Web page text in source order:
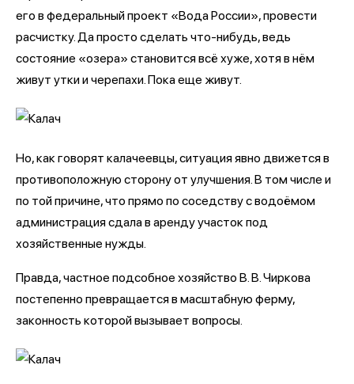
его в федеральный проект «Вода России», провести
расчистку. Да просто сделать что-нибудь, ведь
состояние «озера» становится всё хуже, хотя в нём
живут утки и черепахи. Пока еще живут.
Но, как говорят калачеевцы, ситуация явно движется в
противоположную сторону от улучшения. В том числе и
по той причине, что прямо по соседству с водоёмом
администрация сдала в аренду участок под
хозяйственные нужды.
Правда, частное подсобное хозяйство В. В. Чиркова
постепенно превращается в масштабную ферму,
законность которой вызывает вопросы.